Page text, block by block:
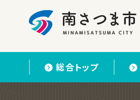
総合トップ